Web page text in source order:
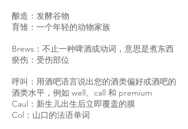
酿造：发酵谷物
育雏：一个年轻的动物家族
Brews：不止一种啤酒或动词，意思是煮东西
瘀伤：受伤部位
呼叫：用酒吧语言说出您的酒类偏好或酒吧的
酒类水平，例如 well、call 和 premium
Caul：新生儿出生后立即覆盖的膜
Col：山口的法语单词